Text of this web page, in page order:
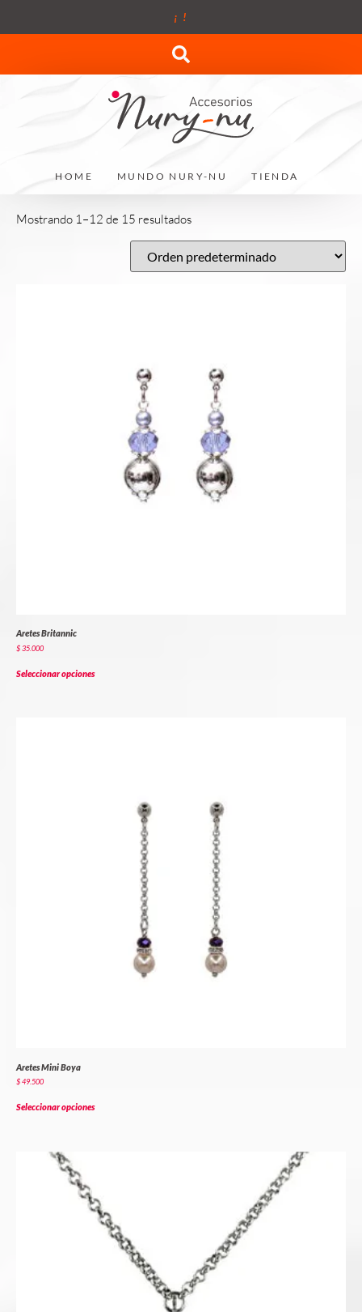
¡ !
HOME MUNDO NURY-NU TIENDA
Mostrando 1–12 de 15 resultados
Aretes Britannic
$35.000
Seleccionar opciones
Aretes Mini Boya
$49.500
Seleccionar opciones